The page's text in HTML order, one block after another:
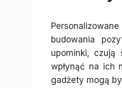
budowania
upominki, czują
wpłynąć na ich
gadżety mogą